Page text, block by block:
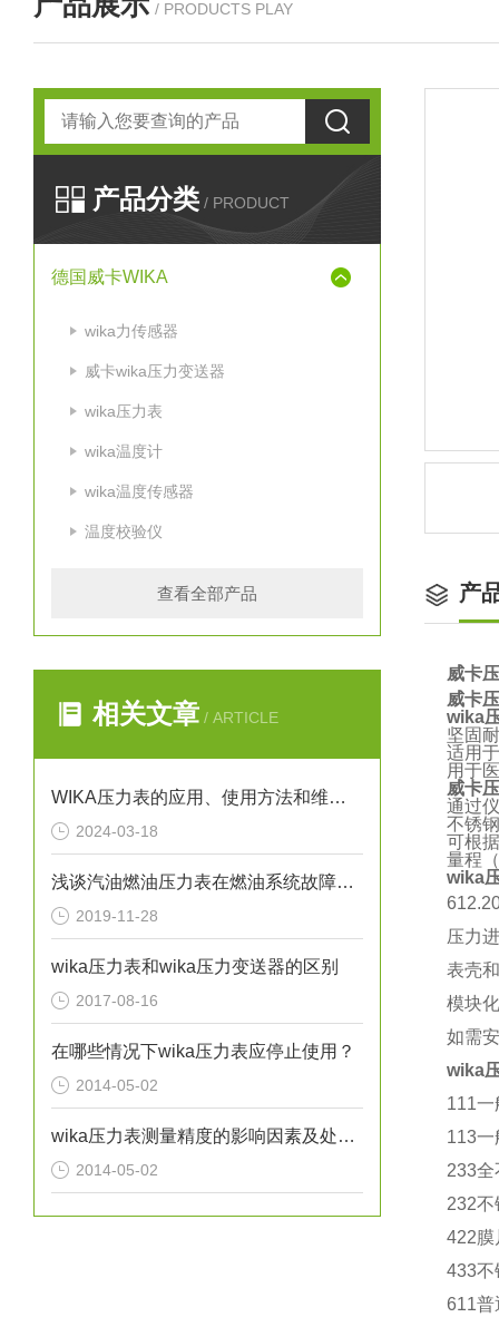
/ PRODUCTS PLAY
产品分类 / PRODUCT
德国威卡WIKA
wika力传感器
威卡wika压力变送器
wika压力表
wika温度计
wika温度传感器
温度校验仪
查看全部产品
相关文章 / ARTICLE
WIKA压力表的应用、使用方法和维护要点解析
2024-03-18
浅谈汽油燃油压力表在燃油系统故障排除中的应用
2019-11-28
wika压力表和wika压力变送器的区别
2017-08-16
在哪些情况下wika压力表应停止使用？
2014-05-02
wika压力表测量精度的影响因素及处理方法分析
2014-05-02
产
威卡
威卡
wika
坚固
适用
用于
威卡
通过
不锈
可根
量程
wika
压力
表壳
模块
如需
wika
111一
113
233全
232不
422
433不
611普